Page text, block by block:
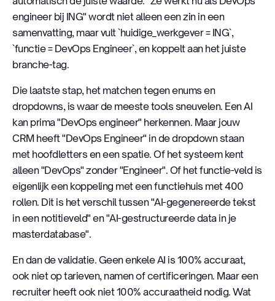
engineer bij ING" wordt niet alleen een zin in een
samenvatting, maar vult `huidige_werkgever = ING`,
`functie = DevOps Engineer`, en koppelt aan het juiste
branche-tag.
Die laatste stap, het matchen tegen enums en
dropdowns, is waar de meeste tools sneuvelen. Een AI
kan prima "DevOps engineer" herkennen. Maar jouw
CRM heeft "DevOps Engineer" in de dropdown staan
met hoofdletters en een spatie. Of het systeem kent
alleen "DevOps" zonder "Engineer". Of het functie-veld is
eigenlijk een koppeling met een functiehuis met 400
rollen. Dit is het verschil tussen "AI-gegenereerde tekst
in een notitieveld" en "AI-gestructureerde data in je
masterdatabase".
En dan de validatie. Geen enkele AI is 100% accuraat,
ook niet op tarieven, namen of certificeringen. Maar een
recruiter heeft ook niet 100% accuraatheid nodig. Wat